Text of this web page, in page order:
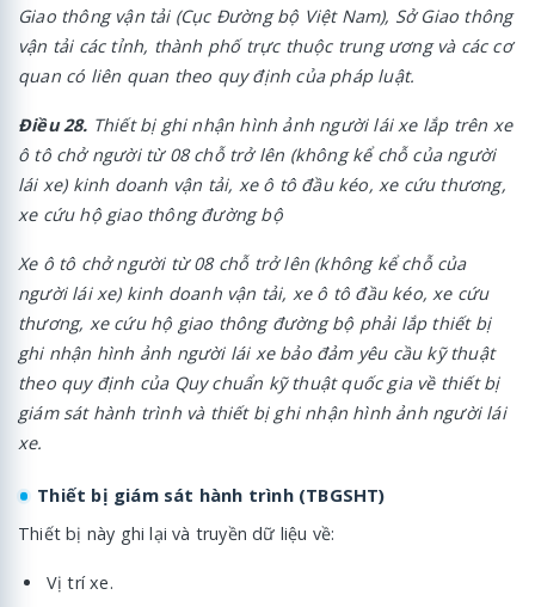
Giao thông vận tải (Cục Đường bộ Việt Nam), Sở Giao thông
vận tải các tỉnh, thành phố trực thuộc trung ương và các cơ
quan có liên quan theo quy định của pháp luật.
Điều 28. Thiết bị ghi nhận hình ảnh người lái xe lắp trên xe
ô tô chở người từ 08 chỗ trở lên (không kể chỗ của người
lái xe) kinh doanh vận tải, xe ô tô đầu kéo, xe cứu thương,
xe cứu hộ giao thông đường bộ
Xe ô tô chở người từ 08 chỗ trở lên (không kể chỗ của
người lái xe) kinh doanh vận tải, xe ô tô đầu kéo, xe cứu
thương, xe cứu hộ giao thông đường bộ phải lắp thiết bị
ghi nhận hình ảnh người lái xe bảo đảm yêu cầu kỹ thuật
theo quy định của Quy chuẩn kỹ thuật quốc gia về thiết bị
giám sát hành trình và thiết bị ghi nhận hình ảnh người lái
xe.
Thiết bị giám sát hành trình (TBGSHT)
Thiết bị này ghi lại và truyền dữ liệu về:
Vị trí xe.